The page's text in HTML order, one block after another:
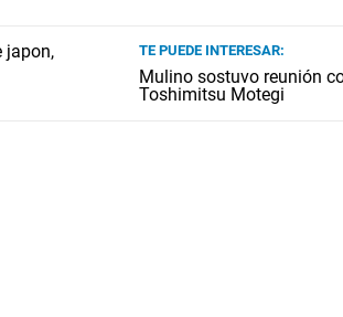
TE PUEDE INTERESAR:
Mulino sostuvo reunión
Toshimitsu Motegi